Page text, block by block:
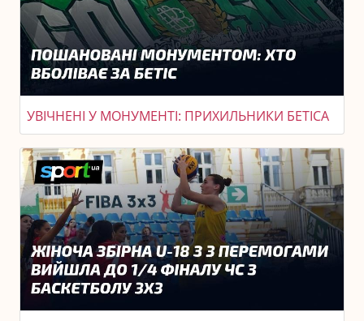
УВІЧНЕНІ У МОНУМЕНТІ: ПРИХИЛЬНИКИ БЕТІСА